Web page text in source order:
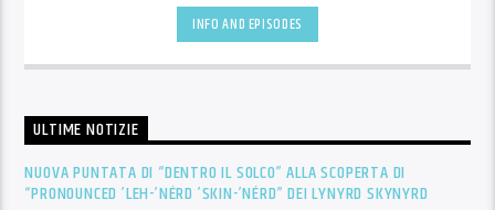
INFO AND EPISODES
ULTIME NOTIZIE
NUOVA PUNTATA DI “DENTRO IL SOLCO” ALLA SCOPERTA DI
“PRONOUNCED ’LEH-’NÉRD ’SKIN-’NÉRD” DEI LYNYRD SKYNYRD